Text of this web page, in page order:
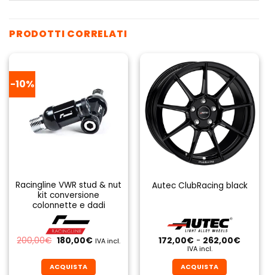
PRODOTTI CORRELATI
-10%
Racingline VWR stud & nut
kit conversione
colonnette e dadi
200,00€ Il
prezzo
era:
200,00€.
180,00€Il
è:
180,00€.
IVA incl.
ACQUISTA
Autec ClubRacing black
172,00€ - 262,00€Fascia
IVA incl.
ACQUISTA